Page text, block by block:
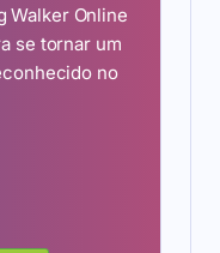
Walker Online
se tornar um
no